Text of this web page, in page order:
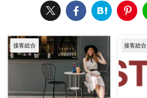
接客総合 接客総合